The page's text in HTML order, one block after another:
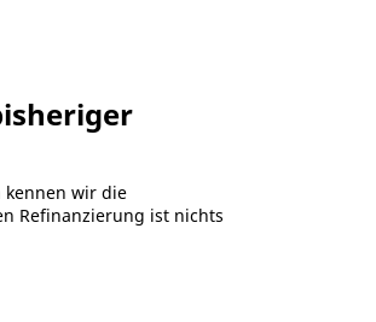
kennen wir die
Refinanzierung ist nichts